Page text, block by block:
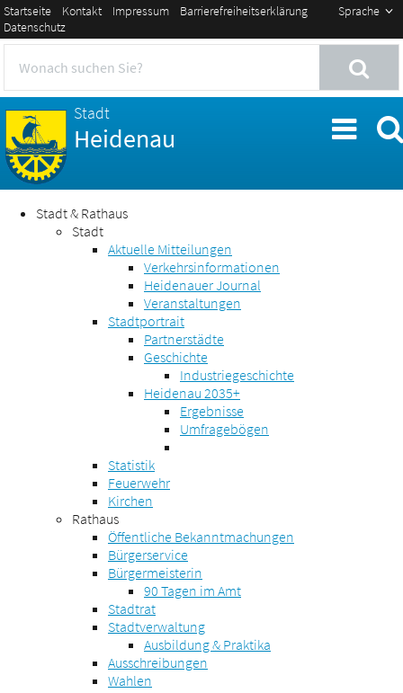
Sprache
Startseite Kontakt Impressum
Barrierefreiheitserklärung
Datenschutz
Stadt
Heidenau
Stadt & Rathaus
Stadt
Aktuelle Mitteilungen
Verkehrsinformationen
Heidenauer Journal
Veranstaltungen
Stadtportrait
Partnerstädte
Geschichte
Industriegeschichte
Heidenau 2035+
Ergebnisse
Umfragebögen
Statistik
Feuerwehr
Kirchen
Rathaus
Öffentliche Bekanntmachungen
Bürgerservice
Bürgermeisterin
90 Tagen im Amt
Stadtrat
Stadtverwaltung
Ausbildung & Praktika
Ausschreibungen
Wahlen